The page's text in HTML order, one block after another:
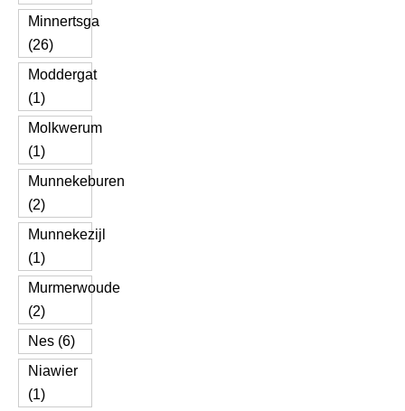
Minnertsga
(26)
Moddergat
(1)
Molkwerum
(1)
Munnekeburen
(2)
Munnekezijl
(1)
Murmerwoude
(2)
Nes (6)
Niawier
(1)